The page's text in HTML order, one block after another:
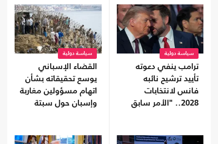
سياسة دولية
ترامب ينفي دعوته
تأييد ترشيح نائبه
فانس لانتخابات
2028.. "الأمر سابق
سياسة دولية
القضاء الإسباني
يوسع تحقيقاته بشأن
اتهام مسؤولين مغاربة
وإسبان حول سبتة